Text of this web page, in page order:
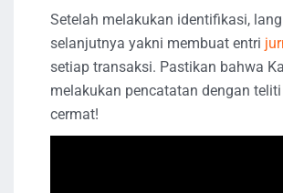
Setelah melakukan identifikasi,
selanjutnya yakni membuat entri
setiap transaksi. Pastikan bahwa
melakukan pencatatan dengan
cermat!